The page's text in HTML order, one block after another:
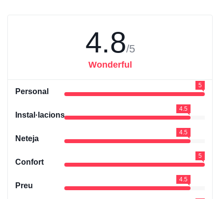
4.8/5
Wonderful
Personal
5
Instal·lacions
4.5
Neteja
4.5
Confort
5
Preu
4.5